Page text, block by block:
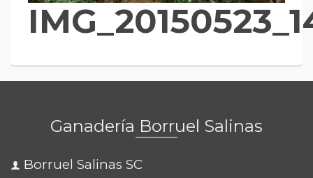
Ganadería Borruel Salinas
Borruel Salinas SC